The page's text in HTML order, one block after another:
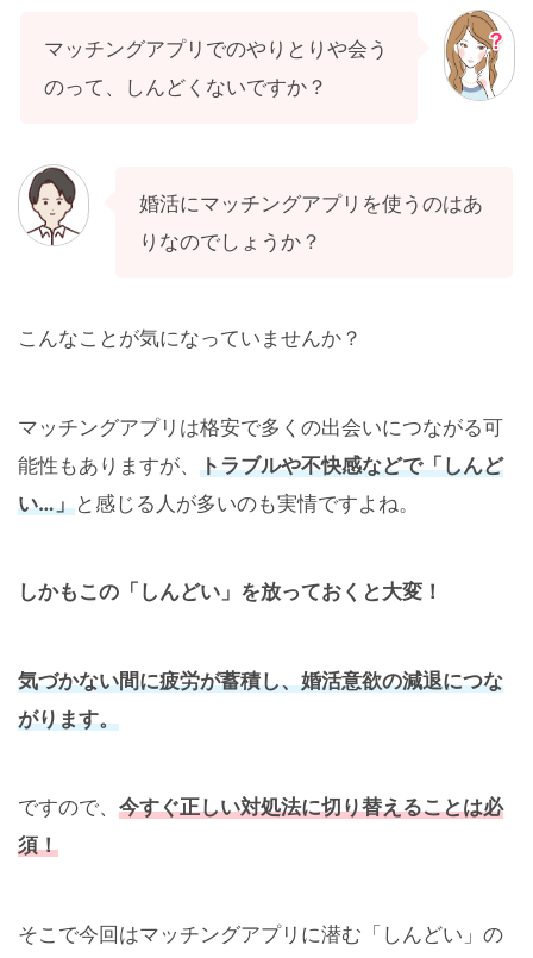
マッチングアプリでのやりとりや会う
のって、しんどくないですか？
婚活にマッチングアプリを使うのはあ
りなのでしょうか？
こんなことが気になっていませんか？
マッチングアプリは格安で多くの出会いにつながる可
能性もありますが、 トラブルや不快感などで「しんど
い…」と感じる人が多いのも実情ですよね。
しかもこの「しんどい」を放っておくと大変！
気づかない間に疲労が蓄積し、婚活意欲の減退につな
がります。
ですので、 今すぐ正しい対処法に切り替えることは必
須！
そこで今回はマッチングアプリに潜む「しんどい」の